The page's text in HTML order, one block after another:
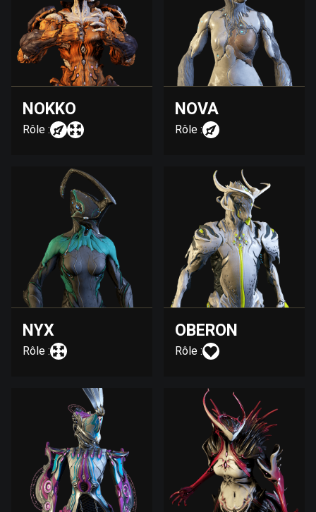
NOKKO
Rôle :
NOVA
Rôle :
NYX
Rôle :
OBERON
Rôle :